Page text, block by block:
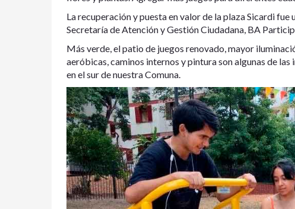
La recuperación y puesta en valor de la plaza Sicardi
Secretaría de Atención y Gestión Ciudadana, BA
Más verde, el patio de juegos renovado, mayor
aeróbicas, caminos internos y pintura son algunas de
en el sur de nuestra Comuna.